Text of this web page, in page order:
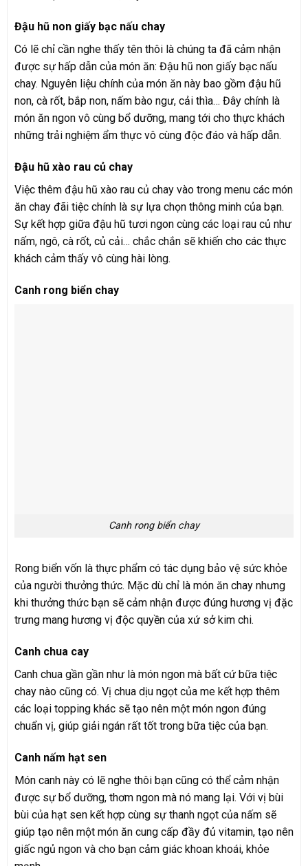
Đậu hũ non giấy bạc nấu chay
Có lẽ chỉ cần nghe thấy tên thôi là chúng ta đã cảm nhận
được sự hấp dẫn của món ăn: Đậu hũ non giấy bạc nấu
chay. Nguyên liệu chính của món ăn này bao gồm đậu hũ
non, cà rốt, bắp non, nấm bào ngư, cải thìa… Đây chính là
món ăn ngon vô cùng bổ dưỡng, mang tới cho thực khách
những trải nghiệm ẩm thực vô cùng độc đáo và hấp dẫn.
Đậu hũ xào rau củ chay
Việc thêm đậu hũ xào rau củ chay vào trong menu các món
ăn chay đãi tiệc chính là sự lựa chọn thông minh của bạn.
Sự kết hợp giữa đậu hũ tươi ngon cùng các loại rau củ như
nấm, ngô, cà rốt, củ cải… chắc chắn sẽ khiến cho các thực
khách cảm thấy vô cùng hài lòng.
Canh rong biển chay
Canh rong biển chay
Rong biển vốn là thực phẩm có tác dụng bảo vệ sức khỏe
của người thưởng thức. Mặc dù chỉ là món ăn chay nhưng
khi thưởng thức bạn sẽ cảm nhận được đúng hương vị đặc
trưng mang hương vị độc quyền của xứ sở kim chi.
Canh chua cay
Canh chua gần gần như là món ngon mà bất cứ bữa tiệc
chay nào cũng có. Vị chua dịu ngọt của me kết hợp thêm
các loại topping khác sẽ tạo nên một món ngon đúng
chuẩn vị, giúp giải ngán rất tốt trong bữa tiệc của bạn.
Canh nấm hạt sen
Món canh này có lẽ nghe thôi bạn cũng có thể cảm nhận
được sự bổ dưỡng, thơm ngon mà nó mang lại. Với vị bùi
bùi của hạt sen kết hợp cùng sự thanh ngọt của nấm sẽ
giúp tạo nên một món ăn cung cấp đầy đủ vitamin, tạo nên
giấc ngủ ngon và cho bạn cảm giác khoan khoái, khỏe